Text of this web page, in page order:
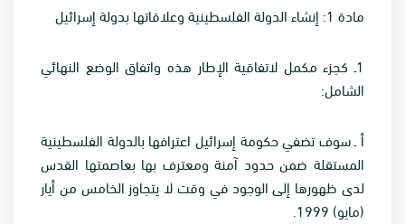
مادة 1: إنشاء الدولة الفلسطينية وعلاقاتها بدولة إسرائيل
1ـ كجزء مكمل لاتفاقية الإطار هذه واتفاق الوضع النهائي
الشامل:
أ ـ سوف تضفي حكومة إسرائيل اعترافها بالدولة الفلسطينية
المستقلة ضمن حدود آمنة ومعترف بها بعاصمتها القدس
لدى ظهورها إلى الوجود في وقت لا يتجاوز الخامس من أيار
(مايو) 1999
.